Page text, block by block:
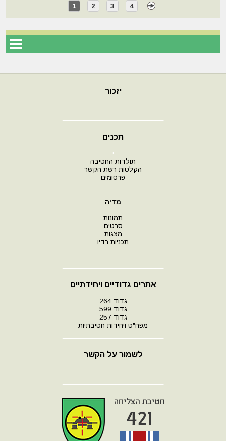
1 2 3 4
יזכור
תכנים
י
תולדות החטיבה
הקלטות רשת הקשר
פרסומים
מדיה
תמונות
סרטים
מצגות
תכניות רדיו
אתרים גדודיים ויחידתיים
גדוד 264
גדוד 599
גדוד 257
מפח"ט ויחידות חטיבתיות
לשמור על הקשר